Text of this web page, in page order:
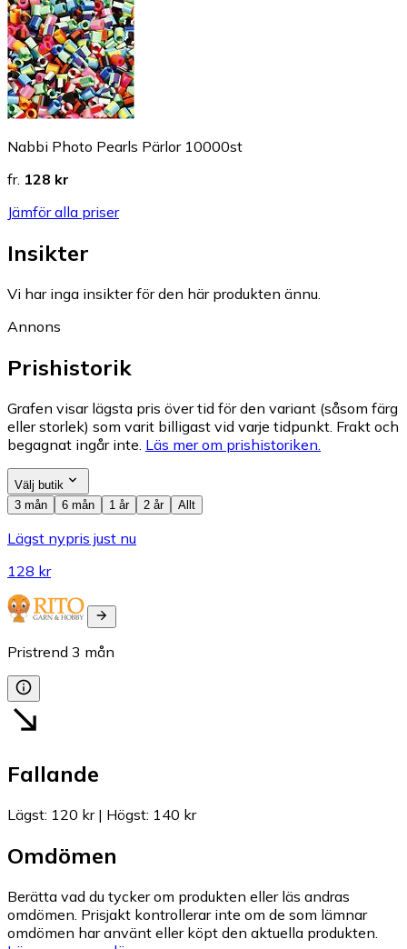
Nabbi Photo Pearls Pärlor 10000st
fr. 128 kr
Jämför alla priser
Insikter
Vi har inga insikter för den här produkten ännu.
Annons
Prishistorik
Grafen visar lägsta pris över tid för den variant (såsom färg
eller storlek) som varit billigast vid varje tidpunkt. Frakt och
begagnat ingår inte. Läs mer om prishistoriken.
Välj butik
3 mån
6 mån 1 år 2 år Allt
Lägst nypris just nu
128 kr
Pristrend 3 mån
Fallande
Lägst: 120 kr| Högst: 140 kr
Omdömen
Berätta vad du tycker om produkten eller läs andras
omdömen. Prisjakt kontrollerar inte om de som lämnar
omdömen har använt eller köpt den aktuella produkten.